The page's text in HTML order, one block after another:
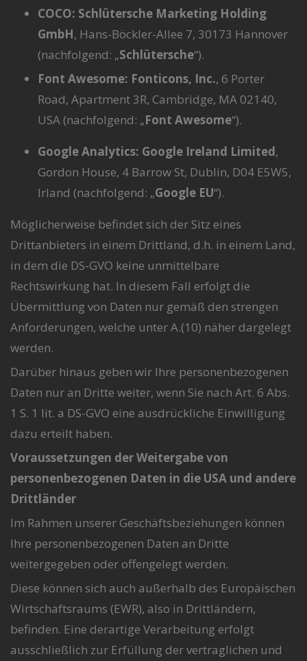
COCO: Schlütersche Marketing Holding
GmbH, Hans-Böckler-Allee 7, 30173 Hannover
(nachfolgend: „Schlütersche“).
Font Awesome: Fonticons, Inc., 6 Porter
Road, Apartment 3R, Cambridge, MA 02140,
USA (nachfolgend: „Font Awesome“).
Google Analytics: Google Ireland Limited,
Gordon House, 4 Barrow St, Dublin, D04 E5W5,
Irland (nachfolgend: „Google EU“).
Möglicherweise befindet sich der Sitz eines
Drittanbieters in einem Drittland, d.h. in einem Land,
in dem die DS-GVO keine unmittelbare
Rechtswirkung hat. In diesem Fall erfolgt die
Übermittlung von Daten nur gemäß den strengen
Anforderungen, welche unter A.(10) näher dargelegt
werden.
Darüber hinaus geben wir Ihre personenbezogenen
Daten nur an Dritte weiter, wenn Sie nach Art. 6 Abs.
1 S. 1 lit. a DS-GVO eine ausdrückliche Einwilligung
dazu erteilt haben.
Voraussetzungen der Weitergabe von
personenbezogenen Daten in die USA und andere
Drittländer
Im Rahmen unserer Geschäftsbeziehungen können
Ihre personenbezogenen Daten an Dritte
weitergegeben oder offengelegt werden.
Diese können sich auch außerhalb des Europäischen
Wirtschaftsraums (EWR), also in Drittländern,
befinden. Eine derartige Verarbeitung erfolgt
ausschließlich zur Erfüllung der vertraglichen und